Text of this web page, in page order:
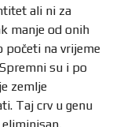
ali ni za
manje od onih
početi na vrijeme
su i po
zemlje
Taj crv u genu